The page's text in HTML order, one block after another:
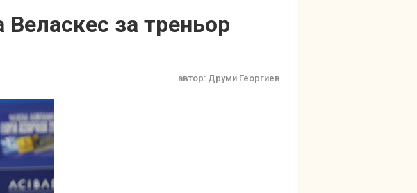
за треньор
автор: Друми Георгиев